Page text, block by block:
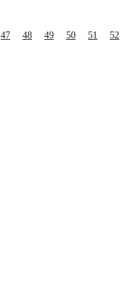
47 48 49 50 51 52